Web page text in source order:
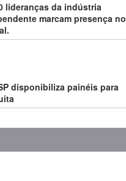
lideranças da indústria
marcam presença no
disponibiliza painéis para